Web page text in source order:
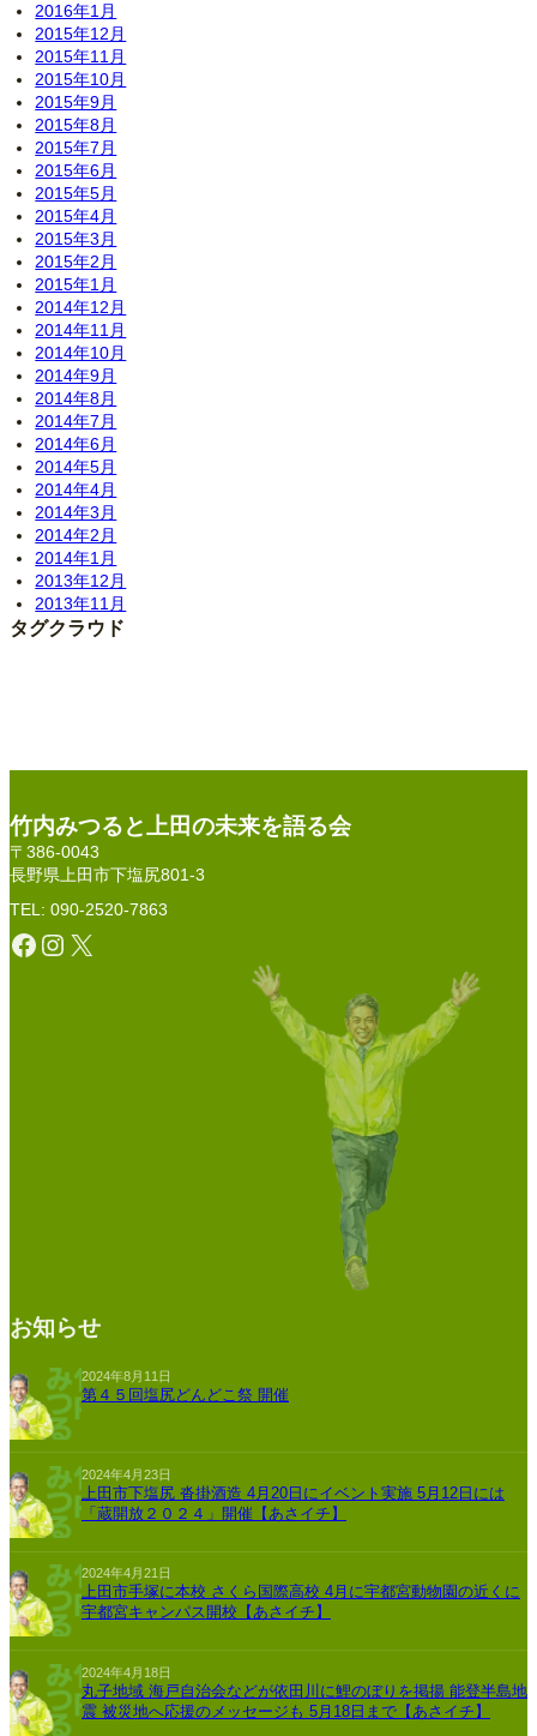
2016年1月
2015年12月
2015年11月
2015年10月
2015年9月
2015年8月
2015年7月
2015年6月
2015年5月
2015年4月
2015年3月
2015年2月
2015年1月
2014年12月
2014年11月
2014年10月
2014年9月
2014年8月
2014年7月
2014年6月
2014年5月
2014年4月
2014年3月
2014年2月
2014年1月
2013年12月
2013年11月
タグクラウド
竹内みつると上田の未来を語る会
〒386-0043
長野県上田市下塩尻801-3
TEL: 090-2520-7863
Facebook Instagram X
お知らせ
2024年8月11日
第４５回塩尻どんどこ祭 開催
2024年4月23日
上田市下塩尻 沓掛酒造 4月20日にイベント実施 5月12日には
「蔵開放２０２４」開催【あさイチ】
2024年4月21日
上田市手塚に本校 さくら国際高校 4月に宇都宮動物園の近くに
宇都宮キャンパス開校【あさイチ】
2024年4月18日
丸子地域 海戸自治会などが依田川に鯉のぼりを掲揚 能登半島地
震 被災地へ応援のメッセージも 5月18日まで【あさイチ】